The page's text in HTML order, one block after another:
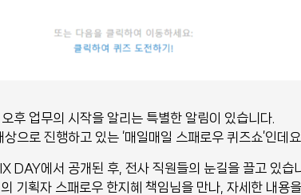
후 업무의 시작을 알리는 특별한 알림이 있습니다.
으로 진행하고 있는 ‘매일매일 스패로우 퀴즈쇼’인데요,
DAY에서 공개된 후, 전사 직원들의 눈길을 끌고 있습
의 기획자 스패로우 한지혜 책임님을 만나, 자세한 내용